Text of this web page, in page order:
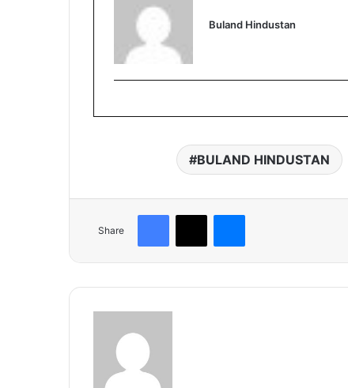
Buland Hindustan
BULAND HINDUSTAN
Share
Facebook
X Messenger